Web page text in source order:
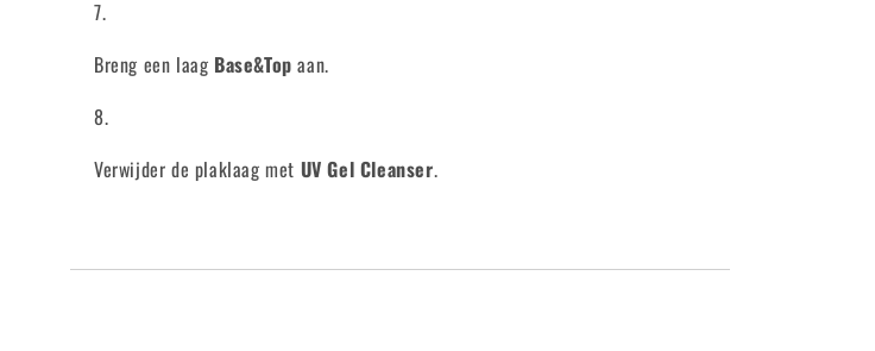
Breng een laag Base&Top aan.
Verwijder de plaklaag met UV Gel Cleanser.